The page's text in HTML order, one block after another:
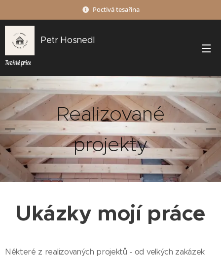
Poctivá tesařina
Petr Hosnedl
Tesařské práce
Realizované
projekty
Ukázky mojí práce
Některé z realizovaných projektů - od velkých zakázek